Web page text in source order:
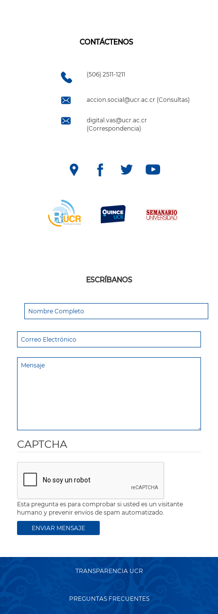
CONTÁCTENOS
(506) 2511-1211
accion.social@ucr.ac.cr (Consultas)
digital.vas@ucr.ac.cr
(Correspondencia)
ESCRÍBANOS
CAPTCHA
Esta pregunta es para comprobar si usted es un visitante
humano y prevenir envíos de spam automatizado.
TRANSPARENCIA UCR
PREGUNTAS FRECUENTES